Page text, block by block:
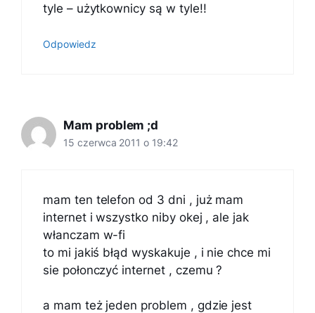
tyle – użytkownicy są w tyle!!
Odpowiedz
Mam problem ;d
15 czerwca 2011 o 19:42
mam ten telefon od 3 dni , już mam
internet i wszystko niby okej , ale jak
włanczam w-fi
to mi jakiś błąd wyskakuje , i nie chce mi
sie połonczyć internet , czemu ?
a mam też jeden problem , gdzie jest